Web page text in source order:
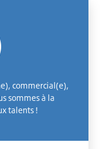
commercial(e),
sommes à la
talents !